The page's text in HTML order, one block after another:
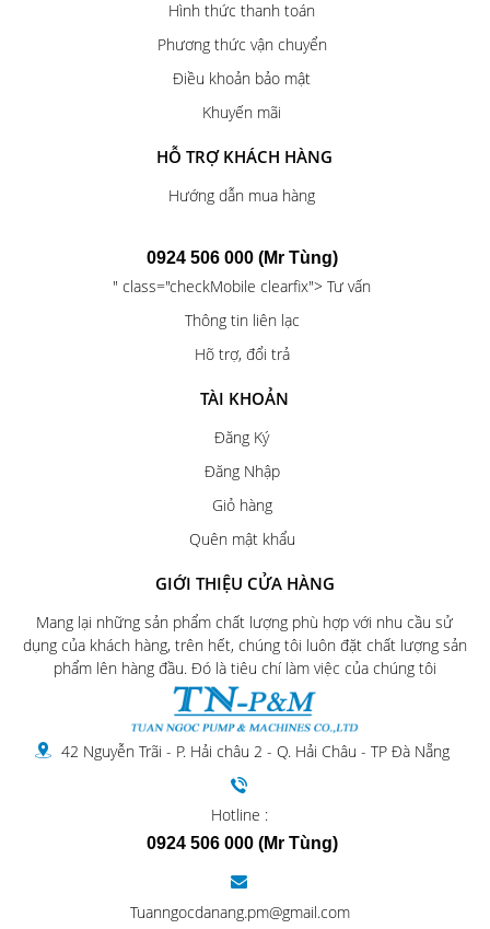
Hình thức thanh toán
Phương thức vận chuyển
Điều khoản bảo mật
Khuyến mãi
HỖ TRỢ KHÁCH HÀNG
Hướng dẫn mua hàng
0924 506 000 (Mr Tùng)
" class="checkMobile clearfix"> Tư vấn
Thông tin liên lạc
Hõ trợ, đổi trả
TÀI KHOẢN
Đăng Ký
Đăng Nhập
Giỏ hàng
Quên mật khẩu
GIỚI THIỆU CỬA HÀNG
Mang lại những sản phẩm chất lượng phù hợp với nhu cầu sử
dụng của khách hàng, trên hết, chúng tôi luôn đặt chất lượng sản
phẩm lên hàng đầu. Đó là tiêu chí làm việc của chúng tôi
42 Nguyễn Trãi - P. Hải châu 2 - Q. Hải Châu - TP Đà Nẵng
Hotline :
0924 506 000 (Mr Tùng)
Tuanngocdanang.pm@gmail.com